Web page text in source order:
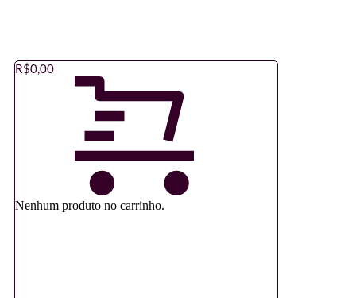
R$0,00
Nenhum produto no carrinho.